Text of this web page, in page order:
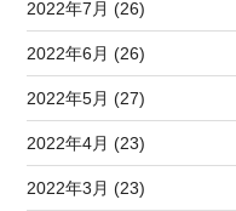
2022年7月 (26)
2022年6月 (26)
2022年5月 (27)
2022年4月 (23)
2022年3月 (23)